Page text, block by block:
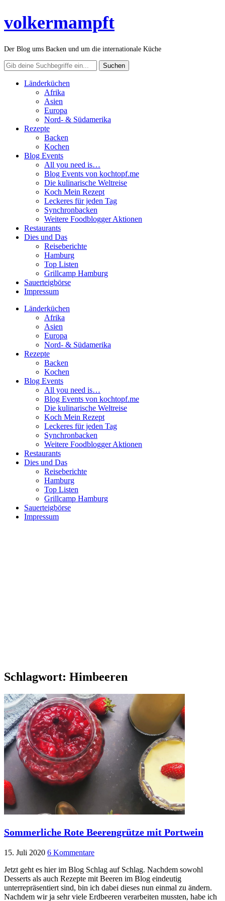
volkermampft
Der Blog ums Backen und um die internationale Küche
Länderküchen
Afrika
Asien
Europa
Nord- & Südamerika
Rezepte
Backen
Kochen
Blog Events
All you need is…
Blog Events von kochtopf.me
Die kulinarische Weltreise
Koch Mein Rezept
Leckeres für jeden Tag
Synchronbacken
Weitere Foodblogger Aktionen
Restaurants
Dies und Das
Reiseberichte
Hamburg
Top Listen
Grillcamp Hamburg
Sauerteigbörse
Impressum
Länderküchen
Afrika
Asien
Europa
Nord- & Südamerika
Rezepte
Backen
Kochen
Blog Events
All you need is…
Blog Events von kochtopf.me
Die kulinarische Weltreise
Koch Mein Rezept
Leckeres für jeden Tag
Synchronbacken
Weitere Foodblogger Aktionen
Restaurants
Dies und Das
Reiseberichte
Hamburg
Top Listen
Grillcamp Hamburg
Sauerteigbörse
Impressum
Schlagwort: Himbeeren
Sommerliche Rote Beerengrütze mit Portwein
15. Juli 2020 6 Kommentare
Jetzt geht es hier im Blog Schlag auf Schlag. Nachdem sowohl
Desserts als auch Rezepte mit Beeren im Blog eindeutig
unterrepräsentiert sind, bin ich dabei dieses nun einmal zu ändern.
Nachdem wir ja sehr viele Erdbeeren verarbeiten mussten, habe ich